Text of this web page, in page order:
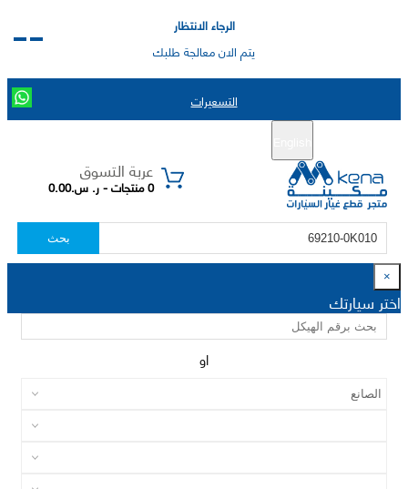
الرجاء الانتظار
يتم الان معالجة طلبك
التسعيرات
عربة التسوق
0 منتجات - ر. س.0.00
بحث
×
اختر سيارتك
او